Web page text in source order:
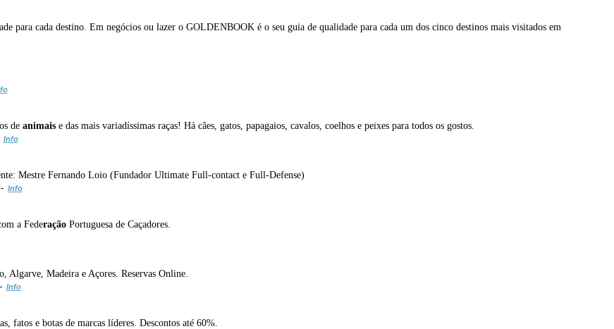
para cada destino. Em negócios ou lazer o GOLDENBOOK é o seu guia de qualidade para cada um dos cinco destinos mais visitados em
de animaise das mais variadíssimas raças! Há cães, gatos, papagaios, cavalos, coelhos e peixes para todos os gostos.
Info
Mestre Fernando Loio (Fundador Ultimate Full-contact e Full-Defense)
Info
a FederaçãoPortuguesa de Caçadores.
Algarve, Madeira e Açores. Reservas Online.
Info
fatos e botas de marcas líderes. Descontos até 60%.